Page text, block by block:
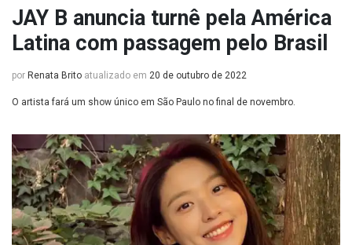
JAY B anuncia turnê pela América
Latina com passagem pelo Brasil
por Renata Brito atualizado em 20 de outubro de 2022
O artista fará um show único em São Paulo no final de novembro.